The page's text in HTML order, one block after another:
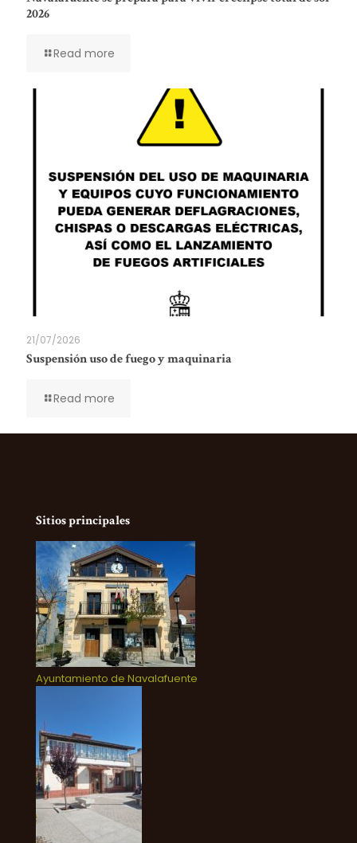
2026
Read more
21/07/2026
Suspensión uso de fuego y maquinaria
Read more
Sitios principales
Ayuntamiento de Navalafuente